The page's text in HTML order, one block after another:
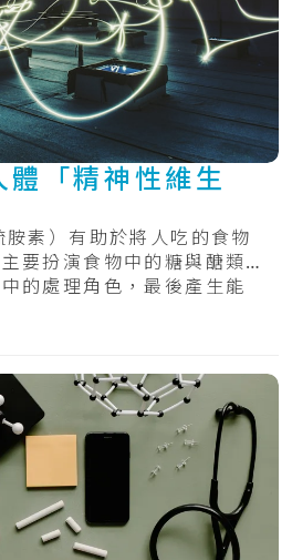
「精神性維生
素）有助於將人吃的食物
要扮演食物中的糖與醣類
的處理角色，最後產生能